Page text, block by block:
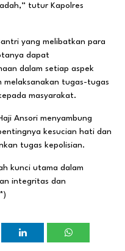
tutur Kapolres
yang melibatkan para
dapat
dalam setiap aspek
melaksanakan tugas-tugas
masyarakat.
Ansori menyambung
kesucian hati dan
tugas kepolisian.
kunci utama dalam
integritas dan